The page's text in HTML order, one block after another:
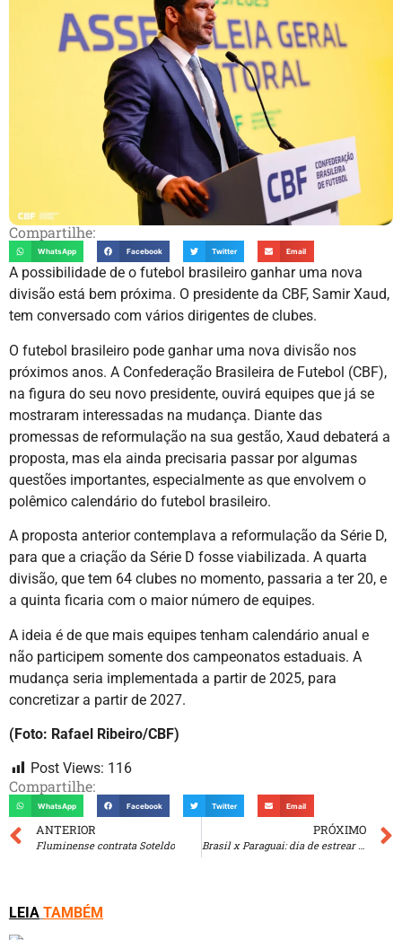
Compartilhe:
WhatsApp Facebook Twitter Email
A possibilidade de o futebol brasileiro ganhar uma nova
divisão está bem próxima. O presidente da CBF, Samir Xaud,
tem conversado com vários dirigentes de clubes.
O futebol brasileiro pode ganhar uma nova divisão nos
próximos anos. A Confederação Brasileira de Futebol (CBF),
na figura do seu novo presidente, ouvirá equipes que já se
mostraram interessadas na mudança. Diante das
promessas de reformulação na sua gestão, Xaud debaterá a
proposta, mas ela ainda precisaria passar por algumas
questões importantes, especialmente as que envolvem o
polêmico calendário do futebol brasileiro.
A proposta anterior contemplava a reformulação da Série D,
para que a criação da Série D fosse viabilizada. A quarta
divisão, que tem 64 clubes no momento, passaria a ter 20, e
a quinta ficaria com o maior número de equipes.
A ideia é de que mais equipes tenham calendário anual e
não participem somente dos campeonatos estaduais. A
mudança seria implementada a partir de 2025, para
concretizar a partir de 2027.
(Foto: Rafael Ribeiro/CBF)
Post Views: 116
Compartilhe:
WhatsApp Facebook Twitter Email
ANTERIOR
Fluminense contrata Soteldo
PRÓXIMO
Brasil x Paraguai: dia de estrear em casa com Ancelotti
LEIA TAMBÉM